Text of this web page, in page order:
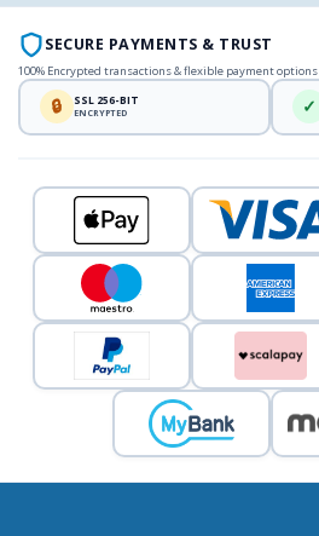
SECURE PAYMENTS & TRUST
100% Encrypted transactions & flexible payment options
🔒 SSL 256-BIT
ENCRYPTED ✓